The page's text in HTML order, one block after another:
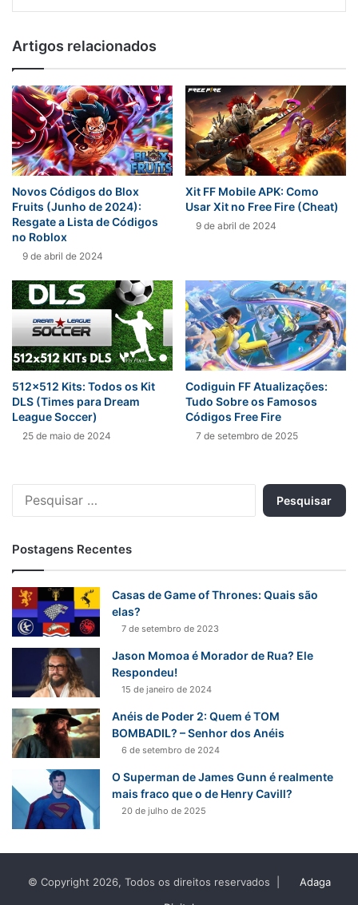
Artigos relacionados
Novos Códigos do Blox
Fruits (Junho de 2024):
Resgate a Lista de Códigos
no Roblox
9 de abril de 2024
Xit FF Mobile APK: Como
Usar Xit no Free Fire (Cheat)
9 de abril de 2024
512×512 Kits: Todos os Kit
DLS (Times para Dream
League Soccer)
25 de maio de 2024
Codiguin FF Atualizações:
Tudo Sobre os Famosos
Códigos Free Fire
7 de setembro de 2025
Pesquisar
Postagens Recentes
Casas de Game of Thrones: Quais são
elas?
7 de setembro de 2023
Jason Momoa é Morador de Rua? Ele
Respondeu!
15 de janeiro de 2024
Anéis de Poder 2: Quem é TOM
BOMBADIL? – Senhor dos Anéis
6 de setembro de 2024
O Superman de James Gunn é realmente
mais fraco que o de Henry Cavill?
20 de julho de 2025
© Copyright 2026, Todos os direitos reservados |
Adaga